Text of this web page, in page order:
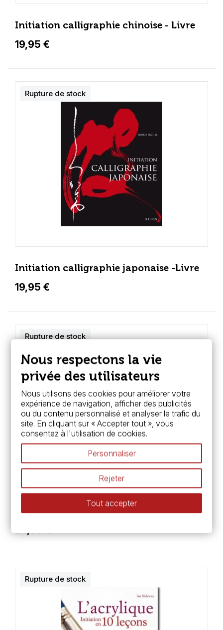
Initiation calligraphie chinoise - Livre
19,95 €
Initiation calligraphie japonaise -Livre
19,95 €
Rupture de stock
Peinture chinoise, les fleurs - livre
24,95 €
Rupture de stock
Rupture de stock
Nous respectons la vie
privée des utilisateurs
Nous utilisons des cookies pour améliorer votre
expérience de navigation, afficher des publicités
ou du contenu personnalisé et analyser le trafic du
site. En cliquant sur « Accepter tout », vous
consentez à l'utilisation de cookies.
Personnaliser
Rejeter
Tout accepter